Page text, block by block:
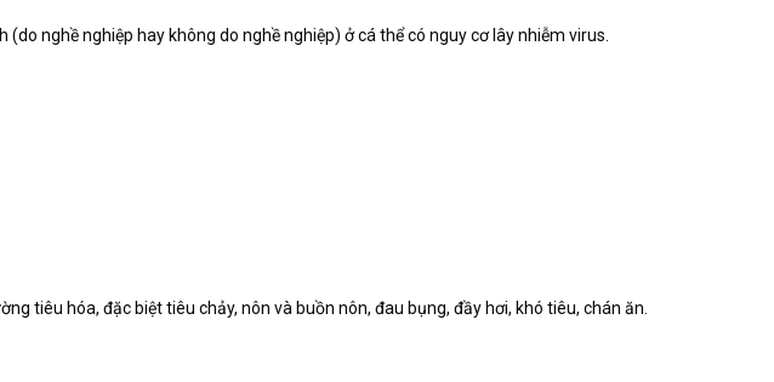
nghề nghiệp hay không do nghề nghiệp) ở cá thể có nguy cơ lây nhiễm virus.
tiêu hóa, đặc biệt tiêu chảy, nôn và buồn nôn, đau bụng, đầy hơi, khó tiêu, chán ăn.